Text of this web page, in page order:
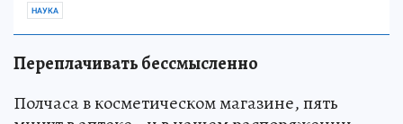
НАУКА
Переплачивать бессмысленно
Полчаса в косметическом магазине, пять